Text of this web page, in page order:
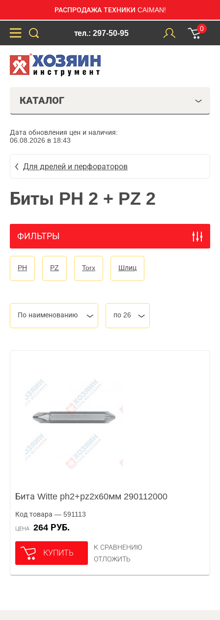
РАСПРОДАЖА ТЕХНИКИ CAIMAN!
тел.: 297-50-95
0
КАТАЛОГ
Дата обновления цен и наличия:
06.08.2026 в 18:43
Для дрелей и перфораторов
Биты PH 2 + PZ 2
ФИЛЬТРЫ
PH PZ Torx Шлиц
По наименованию по 26
Бита Witte ph2+pz2x60мм 290112000
Код товара — 591113
ЦЕНА 264 РУБ.
КУПИТЬ
К СРАВНЕНИЮ
ОТЛОЖИТЬ